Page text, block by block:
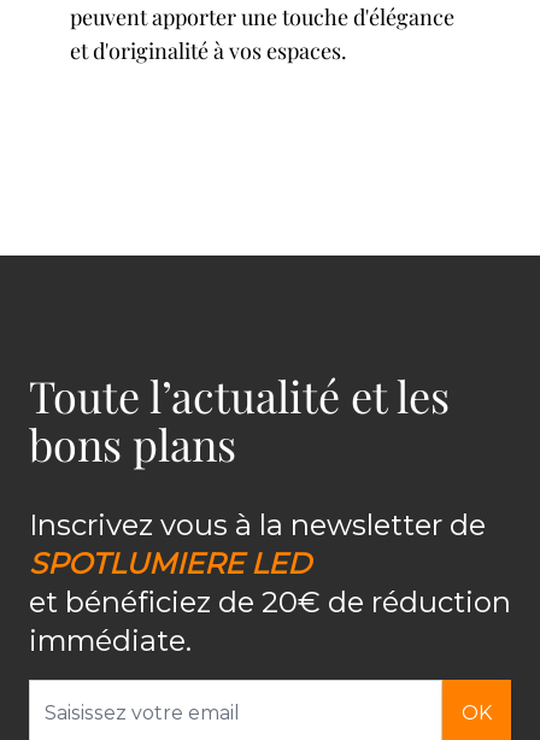
peuvent apporter une touche d'élégance
et d'originalité à vos espaces.
Toute l’actualité et les
bons plans
Inscrivez vous à la newsletter de
SPOTLUMIERE LED
et bénéficiez de 20€ de réduction
immédiate.
OK